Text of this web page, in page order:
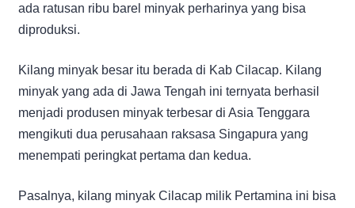
ada ratusan ribu barel minyak perharinya yang bisa
diproduksi.
Kilang minyak besar itu berada di Kab Cilacap. Kilang
minyak yang ada di Jawa Tengah ini ternyata berhasil
menjadi produsen minyak terbesar di Asia Tenggara
mengikuti dua perusahaan raksasa Singapura yang
menempati peringkat pertama dan kedua.
Pasalnya, kilang minyak Cilacap milik Pertamina ini bisa